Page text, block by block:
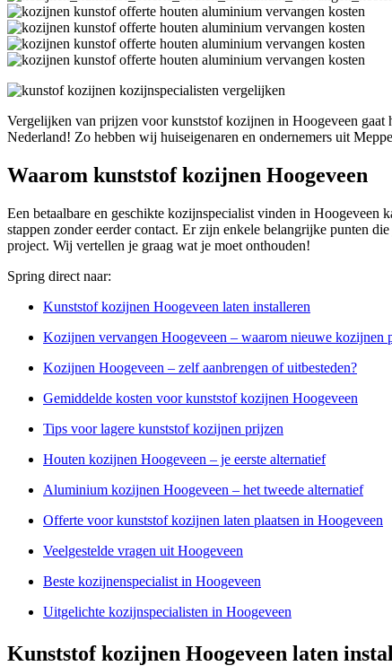
Vergelijken van prijzen voor kunststof kozijnen in Hoogeveen gaat
Nederland! Zo hebben wij huiseigenaren en ondernemers uit
Waarom kunststof kozijnen Hoogeveen
Een betaalbare en geschikte kozijnspecialist vinden in
stappen zonder eerder contact. Er zijn enkele belangrijke punten
project. Wij vertellen je graag wat je moet onthouden!
Spring direct naar:
Kunststof kozijnen Hoogeveen laten installeren
Kozijnen vervangen Hoogeveen – waarom nieuwe kozijnen
Kozijnen Hoogeveen – zelf aanbrengen of uitbesteden?
Gemiddelde kosten voor kunststof kozijnen Hoogeveen
Tips voor lagere kunststof kozijnen prijzen
Houten kozijnen Hoogeveen – je eerste alternatief
Aluminium kozijnen Hoogeveen – het tweede alternatief
Offerte voor kunststof kozijnen laten plaatsen in Hoogeveen
Veelgestelde vragen uit Hoogeveen
Beste kozijnenspecialist in Hoogeveen
Uitgelichte kozijnspecialisten in Hoogeveen
Kunststof kozijnen Hoogeveen laten